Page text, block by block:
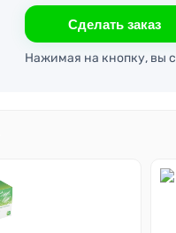
Сделать заказ
Нажимая на кнопку, вы